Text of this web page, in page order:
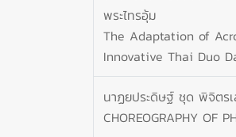
พระไทรอุ้ม
The Adaptation of
Innovative Thai Duo
นาฏยประดิษฐ์ ชุด พิจิตร
CHOREOGRAPHY OF